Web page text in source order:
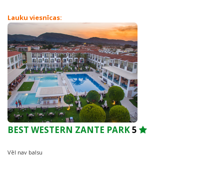
Lauku viesnīcas:
BEST WESTERN ZANTE PARK5
Vēl nav balsu